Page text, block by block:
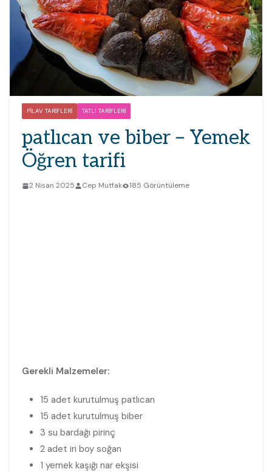
PILAV TARIFLERI TATLI TARIFLERI
patlıcan ve biber – Yemek
Öğren tarifi
2 Nisan 2025 Cep Mutfak 185 Görüntüleme
Gerekli Malzemeler:
15 adet kurutulmuş patlıcan
15 adet kurutulmuş biber
3 su bardağı pirinç
2 adet iri boy soğan
1 yemek kaşığı nar ekşisi